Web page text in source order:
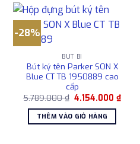
₫.
-28%
BÚT BI
Bút ký tên Parker SON X
Blue CT TB 1950889 cao
cấp
5.789.000₫ Giá
là:
5.789.000 ₫.
4.154.000₫Giá
hiện
THÊM VÀO GIỎ HÀNG